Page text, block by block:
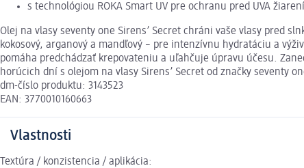
s technológiou ROKA Smart UV pre ochranu pred UVA
Olej na vlasy seventy one Sirens’ Secret chráni vaše vlasy pred
kokosový, arganový a mandľový – pre intenzívnu hydratáciu a
pomáha predchádzať krepovateniu a uľahčuje úpravu účesu.
horúcich dní s olejom na vlasy Sirens’ Secret od značky seventy
dm-číslo produktu: 3143523
EAN: 3770010160663
Vlastnosti
Textúra / konzistencia / aplikácia: